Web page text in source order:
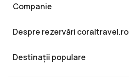
Companie
Despre rezervări coraltravel.ro
Destinații populare